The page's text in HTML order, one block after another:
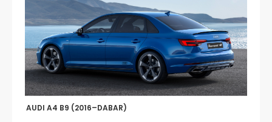
AUDI A4 B9 (2016–DABAR)